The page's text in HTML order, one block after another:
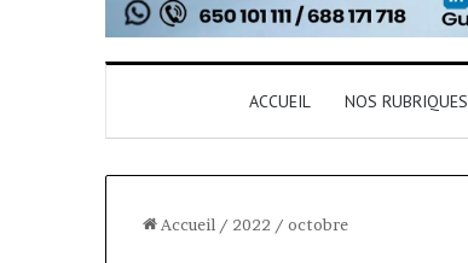
ACCUEIL NOS RUBRIQUES
Accueil / 2022 / octobre